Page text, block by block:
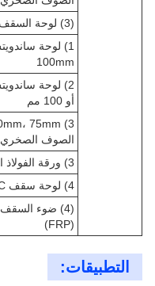
(3) لوحة السقف: (أدناه يمكن الاختيار)
100mm
أو 100 مم
الصوف الصخري
3) ورقة الفولاذ المموجة ، طبقة عازلة إذا لزم الأمر.
4) لوحة سقف PVC المموجة.
(FRP)
التطبيقات: